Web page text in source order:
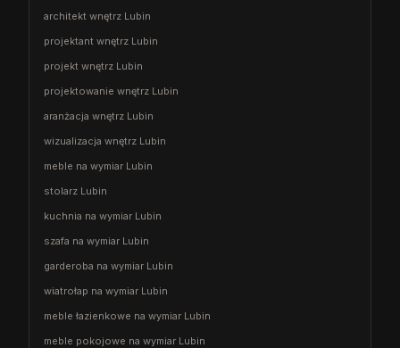
architekt wnętrz Lubin
projektant wnętrz Lubin
projekt wnętrz Lubin
projektowanie wnętrz Lubin
aranżacja wnętrz Lubin
wizualizacja wnętrz Lubin
meble na wymiar Lubin
stolarz Lubin
kuchnia na wymiar Lubin
szafa na wymiar Lubin
garderoba na wymiar Lubin
wiatrołap na wymiar Lubin
meble łazienkowe na wymiar Lubin
meble pokojowe na wymiar Lubin